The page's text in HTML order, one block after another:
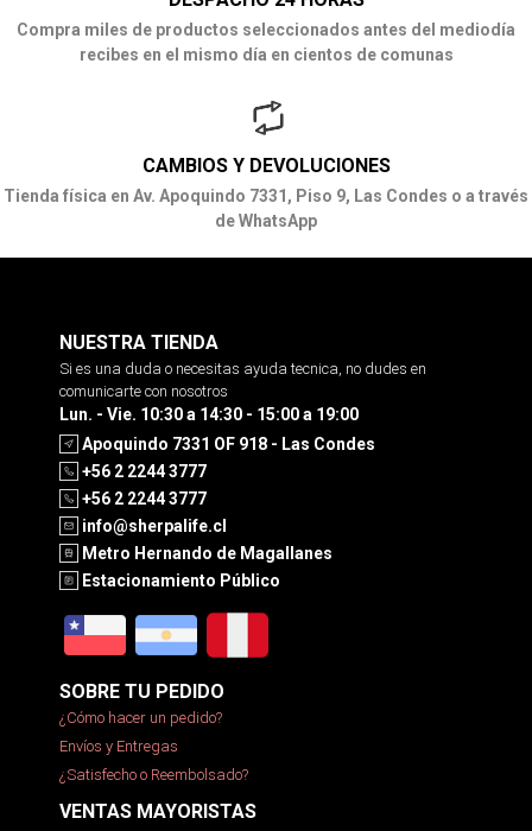
Compra miles de productos seleccionados antes del mediodía
recibes en el mismo día en cientos de comunas
CAMBIOS Y DEVOLUCIONES
Tienda física en Av. Apoquindo 7331, Piso 9, Las Condes o a través
de WhatsApp
NUESTRA TIENDA
Si es una duda o necesitas ayuda tecnica, no dudes en
comunicarte con nosotros
Lun. - Vie. 10:30 a 14:30 - 15:00 a 19:00
Apoquindo 7331 OF 918 - Las Condes
+56 2 2244 3777
+56 2 2244 3777
info@sherpalife.cl
Metro Hernando de Magallanes
Estacionamiento Público
SOBRE TU PEDIDO
¿Cómo hacer un pedido?
Envíos y Entregas
¿Satisfecho o Reembolsado?
VENTAS MAYORISTAS